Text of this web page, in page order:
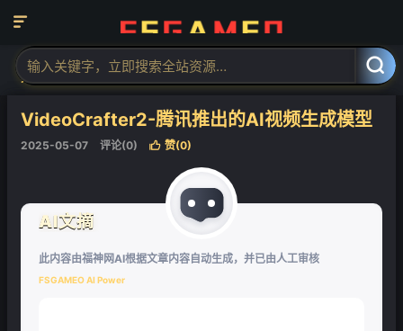


当前位置：福神网-专注分享最实用的软件、工具、资讯
AI视
频工具
VideoCrafter2-腾讯推出的AI视频生成模型
2025-05-07 评论(0)  赞(0)
AI文摘
此内容由福神网AI根据文章内容自动生成，并已由人工审核
FSGAMEO AI Power